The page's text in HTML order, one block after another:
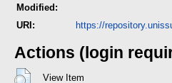
Modified:
URI: https://
Actions (login
View Item